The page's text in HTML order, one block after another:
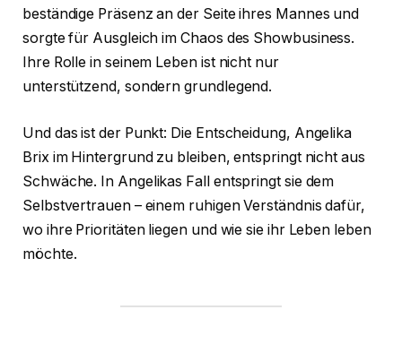
beständige Präsenz an der Seite ihres Mannes und
sorgte für Ausgleich im Chaos des Showbusiness.
Ihre Rolle in seinem Leben ist nicht nur
unterstützend, sondern grundlegend.
Und das ist der Punkt: Die Entscheidung, Angelika
Brix im Hintergrund zu bleiben, entspringt nicht aus
Schwäche. In Angelikas Fall entspringt sie dem
Selbstvertrauen – einem ruhigen Verständnis dafür,
wo ihre Prioritäten liegen und wie sie ihr Leben leben
möchte.